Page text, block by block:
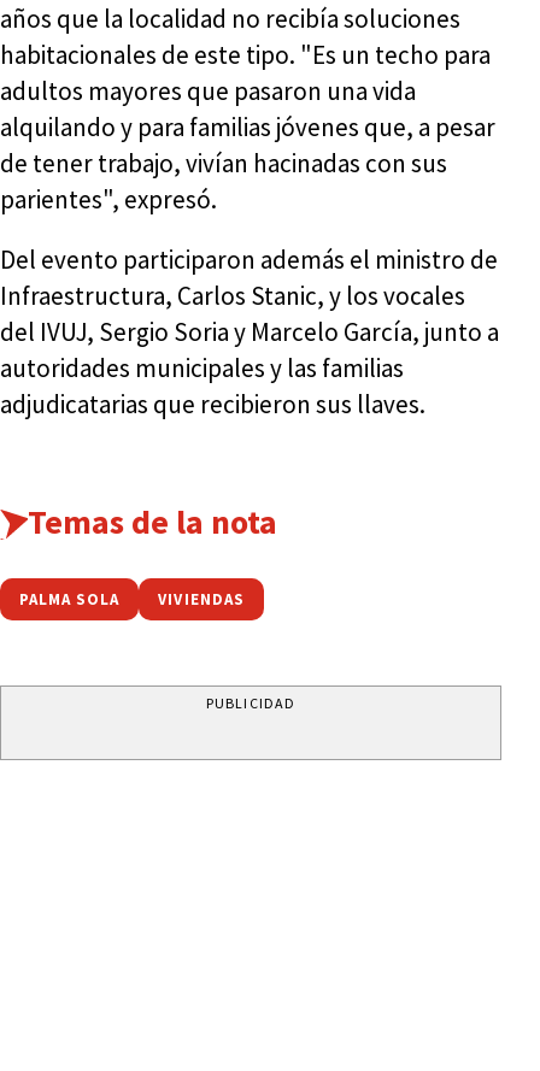
años que la localidad no recibía soluciones
habitacionales de este tipo. "Es un techo para
adultos mayores que pasaron una vida
alquilando y para familias jóvenes que, a pesar
de tener trabajo, vivían hacinadas con sus
parientes", expresó.
Del evento participaron además el ministro de
Infraestructura, Carlos Stanic, y los vocales
del IVUJ, Sergio Soria y Marcelo García, junto a
autoridades municipales y las familias
adjudicatarias que recibieron sus llaves.
Temas de la nota
PALMA SOLA VIVIENDAS
PUBLICIDAD